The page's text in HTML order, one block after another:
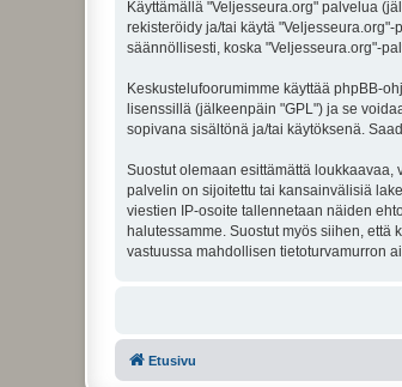
Käyttämällä "Veljesseura.org" palvelua
rekisteröidy ja/tai käytä
säännöllisesti, koska "Veljesseura.org"-
Keskustelufoorumimme käyttää phpBB-
lisenssillä (jälkeenpäin "GPL") ja se
sopivana sisältönä ja/tai käytöksenä.
Suostut olemaan esittämättä
palvelin on sijoitettu tai kansainvälisiä
viestien IP-osoite tallennetaan näiden
halutessamme. Suostut myös siihen,
vastuussa mahdollisen tietoturvamurron
Etusivu